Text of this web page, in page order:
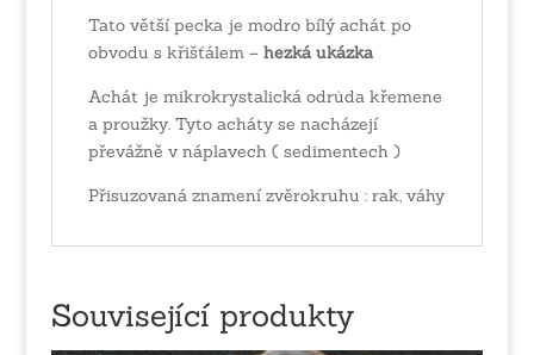
Tato větší pecka je modro bílý achát po
obvodu s křišťálem – hezká ukázka
Achát je mikrokrystalická odrůda křemene
a proužky. Tyto acháty se nacházejí
převážně v náplavech ( sedimentech )
Přisuzovaná znamení zvěrokruhu : rak, váhy
Související produkty